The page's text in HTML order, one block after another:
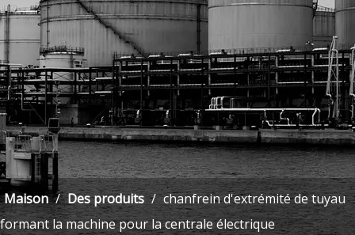
Maison / Des produits / chanfrein d'extrémité de tuyau
formant la machine pour la centrale électrique